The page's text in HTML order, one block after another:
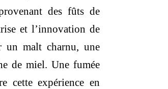
des fûts de
et l’innovation de
un malt charnu, une
de miel. Une fumée
cette expérience en